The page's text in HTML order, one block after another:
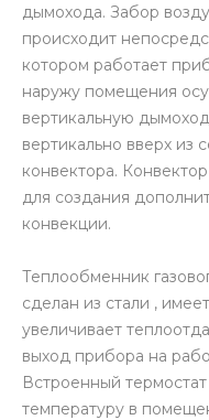
дымохода. Забор
происходит
котором работает
наружу помещения
вертикальную
вертикально вверх из
конвектора.
для создания
конвекции.
Теплообменник
сделан из стали ,
увеличивает
выход прибора на
Встроенный
температуру в